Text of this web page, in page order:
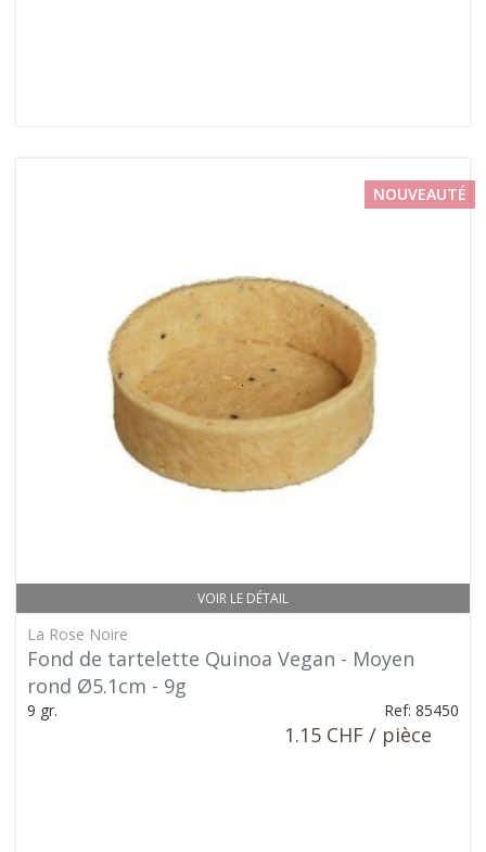
VOIR LE DÉTAIL
NOUVEAUTÉ
La Rose Noire
Fond de tartelette Quinoa Vegan - Moyen
rond Ø5.1cm - 9g
9 gr. Ref: 85450
1.15 CHF / pièce